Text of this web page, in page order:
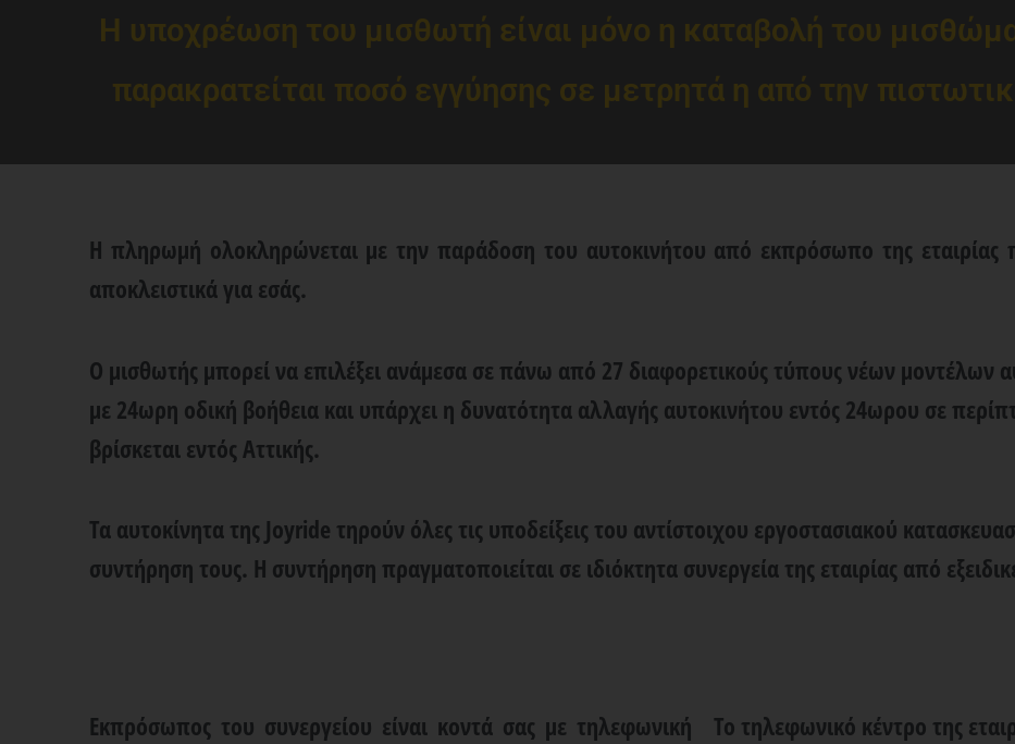
Η υποχρέωση του μισθωτή είναι μόνο η καταβολή του
παρακρατείται ποσό εγγύησης σε μετρητά η από την
Η πληρωμή ολοκληρώνεται με την παράδοση του αυτοκινήτου από εκπρόσωπο της εταιρίας
αποκλειστικά για εσάς.
Ο μισθωτής μπορεί να επιλέξει ανάμεσα σε πάνω από 27 διαφορετικούς τύπους νέων μοντέλων
με 24ωρη οδική βοήθεια και υπάρχει η δυνατότητα αλλαγής αυτοκινήτου εντός 24ωρου σε
βρίσκεται εντός Αττικής.
Τα αυτοκίνητα της Joyride τηρούν όλες τις υποδείξεις του αντίστοιχου εργοστασιακού
συντήρηση τους. Η συντήρηση πραγματοποιείται σε ιδιόκτητα συνεργεία της εταιρίας από
Εκπρόσωπος του συνεργείου είναι κοντά σας με τηλεφωνική
Το τηλεφωνικό κέντρο της